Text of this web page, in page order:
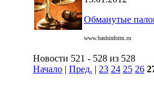
Обманутые
www.bashinform.ru
Новости 521 - 528 из 528
Начало | Пред. | 23 24 25 26